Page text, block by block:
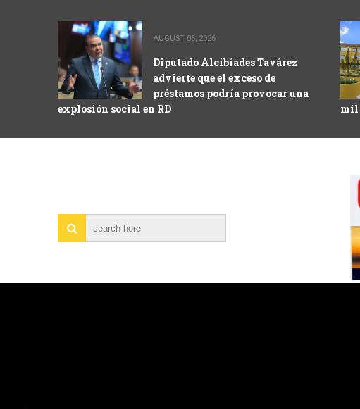
AUGUST 05, 2026
Diputado Alcibíades Tavárez
advierte que el exceso de
préstamos podría provocar una
explosión social en RD
mil